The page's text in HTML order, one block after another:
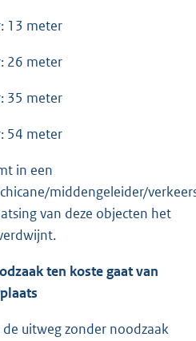
13 meter
26 meter
35 meter
54 meter
in een
middengeleider/
van deze objecten het
ten koste gaat van
uitweg zonder noodzaak